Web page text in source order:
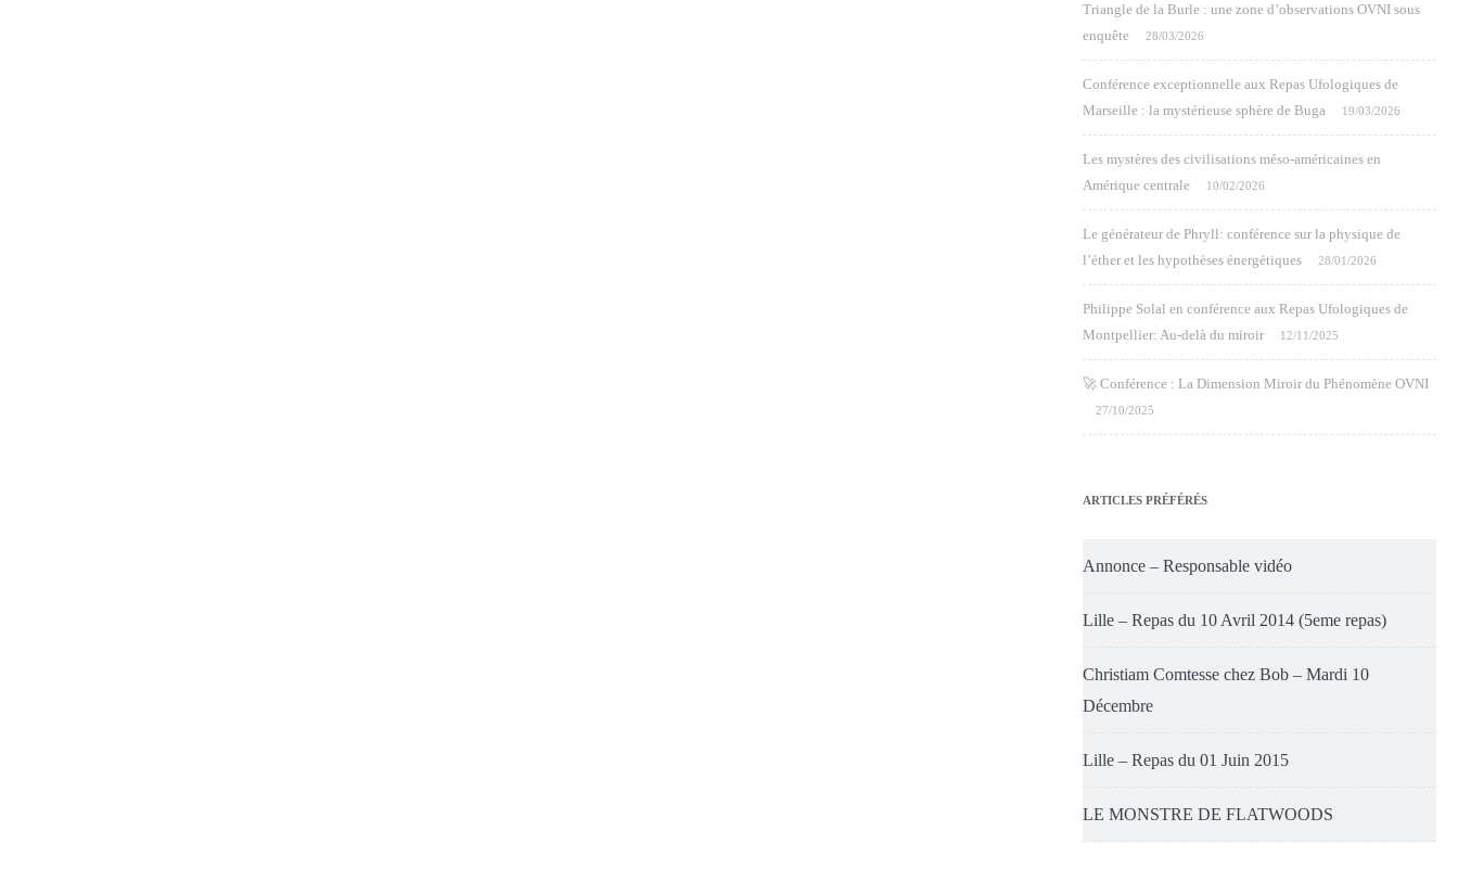
Triangle de la Burle : une zone d’observations OVNI sous
enquête
28/03/2026
Conférence exceptionnelle aux Repas Ufologiques de
Marseille : la mystérieuse sphère de Buga
19/03/2026
Les mystères des civilisations méso-américaines en
Amérique centrale
10/02/2026
Le générateur de Phryll: conférence sur la physique de
l’éther et les hypothèses énergétiques
28/01/2026
Philippe Solal en conférence aux Repas Ufologiques de
Montpellier: Au-delà du miroir
12/11/2025
🚀 Conférence : La Dimension Miroir du Phénomène OVNI
27/10/2025
ARTICLES PRÉFÉRÉS
Annonce – Responsable vidéo
Lille – Repas du 10 Avril 2014 (5eme repas)
Christiam Comtesse chez Bob – Mardi 10
Décembre
Lille – Repas du 01 Juin 2015
LE MONSTRE DE FLATWOODS